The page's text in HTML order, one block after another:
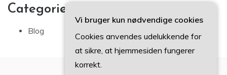
Categories
Blog
Vi bruger kun nødvendige cookies
Cookies anvendes udelukkende for
at sikre, at hjemmesiden fungerer
korrekt.